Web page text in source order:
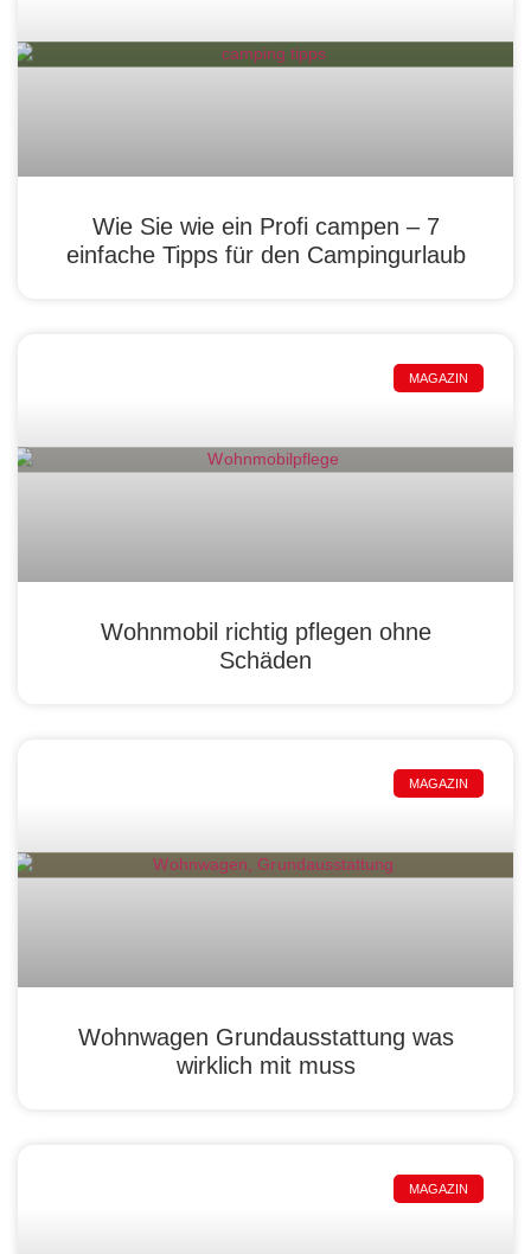
Wie Sie wie ein Profi campen – 7
einfache Tipps für den Campingurlaub
MAGAZIN
Wohnmobil richtig pflegen ohne
Schäden
MAGAZIN
Wohnwagen Grundausstattung was
wirklich mit muss
MAGAZIN